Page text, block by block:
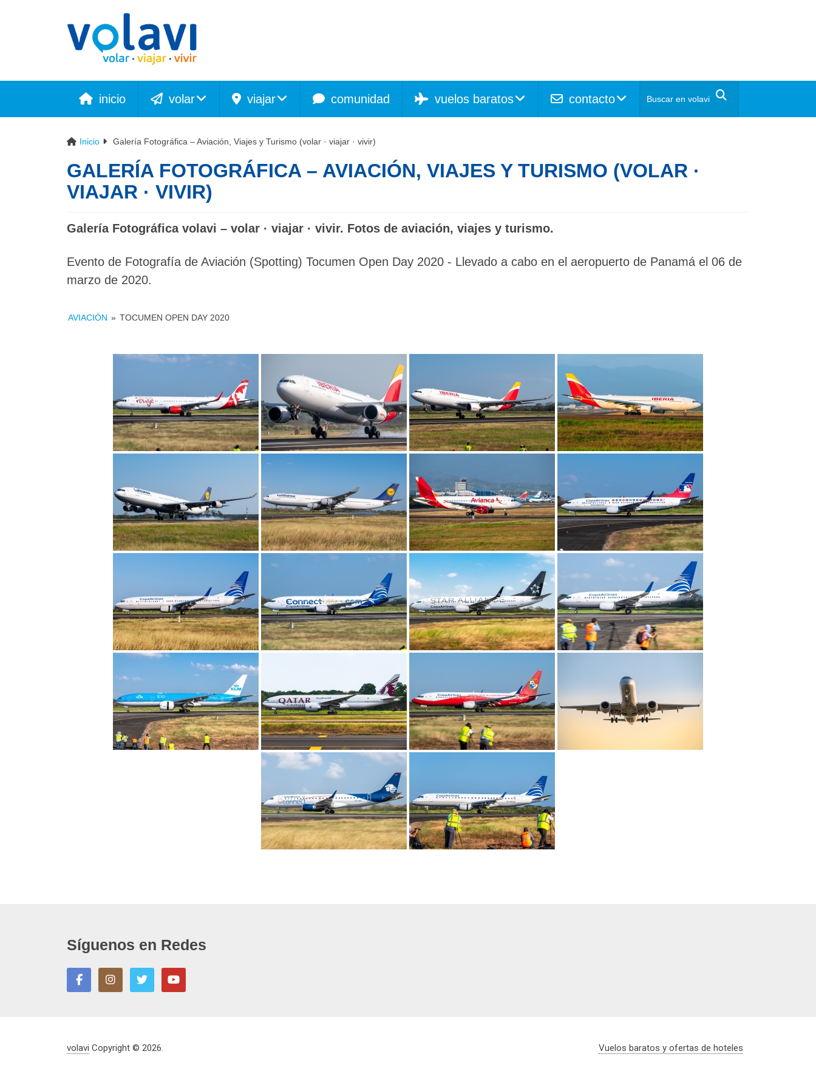
inicio volar viajar comunidad vuelos baratos contacto
Inicio Galería Fotográfica – Aviación, Viajes y Turismo (volar · viajar · vivir)
GALERÍA FOTOGRÁFICA – AVIACIÓN, VIAJES Y TURISMO (VOLAR ·
VIAJAR · VIVIR)
Galería Fotográfica volavi – volar · viajar · vivir. Fotos de aviación, viajes y turismo.
Evento de Fotografía de Aviación (Spotting) Tocumen Open Day 2020 - Llevado a cabo en el aeropuerto de Panamá el 06 de
marzo de 2020.
AVIACIÓN » TOCUMEN OPEN DAY 2020
Síguenos en Redes
volavi Copyright © 2026. Vuelos baratos y ofertas de hoteles